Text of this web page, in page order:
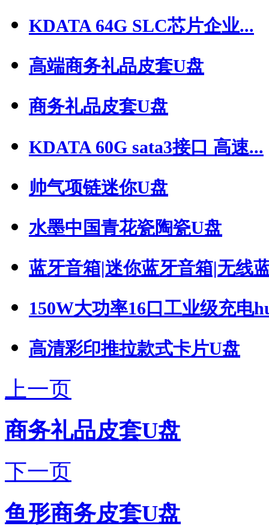
KDATA 64G SLC芯片企业...
高端商务礼品皮套U盘
商务礼品皮套U盘
KDATA 60G sata3接口 高速...
帅气项链迷你U盘
水墨中国青花瓷陶瓷U盘
蓝牙音箱|迷你蓝牙音箱|无线
150W大功率16口工业级充电
高清彩印推拉款式卡片U盘
上一页
商务礼品皮套U盘
下一页
鱼形商务皮套U盘